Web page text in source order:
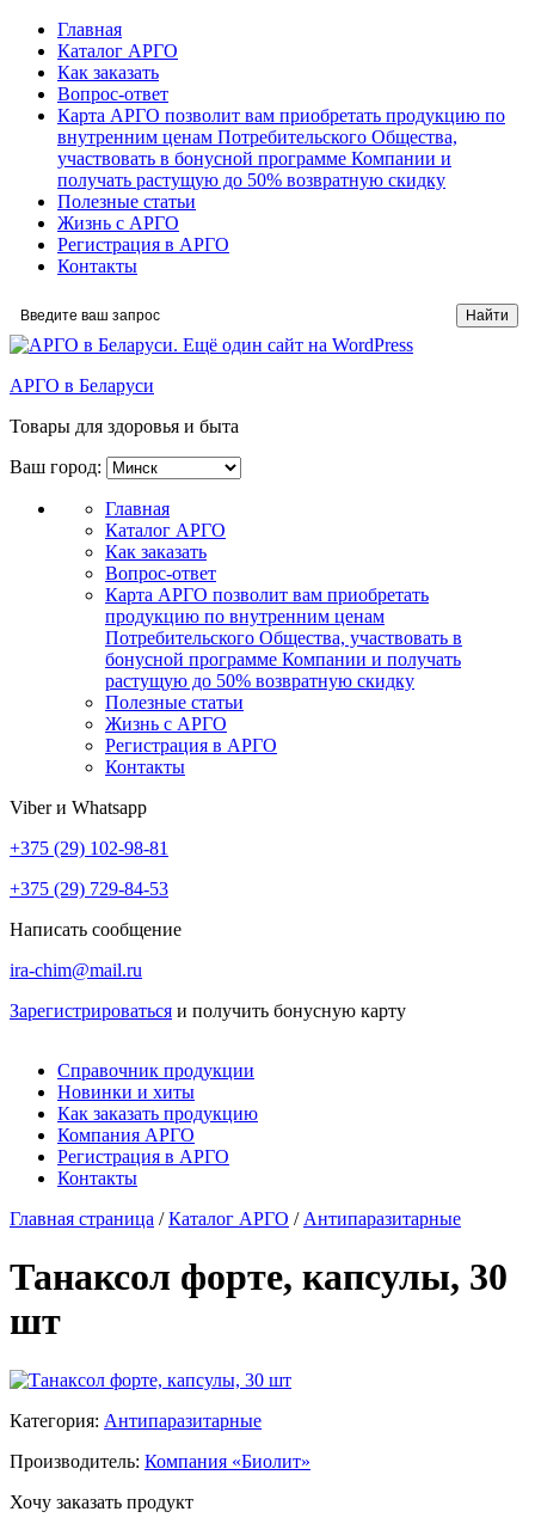
Главная
Каталог АРГО
Как заказать
Вопрос-ответ
Карта АРГО позволит вам приобретать продукцию по
внутренним ценам Потребительского Общества,
участвовать в бонусной программе Компании и
получать растущую до 50% возвратную скидку
Полезные статьи
Жизнь с АРГО
Регистрация в АРГО
Контакты
АРГО в Беларуси
Товары для здоровья и быта
Ваш город:
Главная
Каталог АРГО
Как заказать
Вопрос-ответ
Карта АРГО позволит вам приобретать
продукцию по внутренним ценам
Потребительского Общества, участвовать в
бонусной программе Компании и получать
растущую до 50% возвратную скидку
Полезные статьи
Жизнь с АРГО
Регистрация в АРГО
Контакты
Viber и Whatsapp
+375 (29) 102-98-81
+375 (29) 729-84-53
Написать сообщение
ira-chim@mail.ru
Зарегистрироваться и получить бонусную карту
Справочник продукции
Новинки и хиты
Как заказать продукцию
Компания АРГО
Регистрация в АРГО
Контакты
Главная страница /Каталог АРГО / Антипаразитарные
Танаксол форте, капсулы, 30
шт
Категория: Антипаразитарные
Производитель: Компания «Биолит»
Хочу заказать продукт